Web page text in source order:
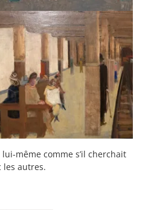
même comme s’il cherchait
les autres.